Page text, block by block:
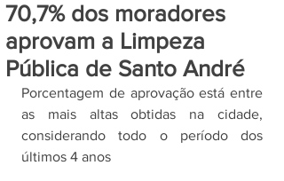
70,7% dos moradores
aprovam a Limpeza
Pública de Santo André
Porcentagem de aprovação está entre
as mais altas obtidas na cidade,
considerando todo o período dos
últimos 4 anos